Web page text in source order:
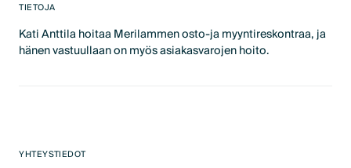
TIETOJA
Kati Anttila hoitaa Merilammen osto-ja myyntireskontraa, ja
hänen vastuullaan on myös asiakasvarojen hoito.
YHTEYSTIEDOT